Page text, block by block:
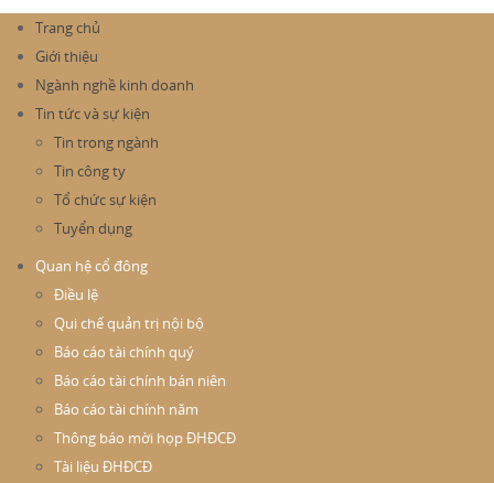
Trang chủ
Giới thiệu
Ngành nghề kinh doanh
Tin tức và sự kiện
Tin trong ngành
Tin công ty
Tổ chức sự kiện
Tuyển dụng
Quan hệ cổ đông
Điều lệ
Qui chế quản trị nội bộ
Báo cáo tài chính quý
Báo cáo tài chính bán niên
Báo cáo tài chính năm
Thông báo mời họp ĐHĐCĐ
Tài liệu ĐHĐCĐ